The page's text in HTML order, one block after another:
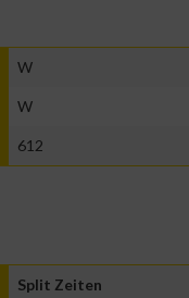
W
W
612
Split Zeiten